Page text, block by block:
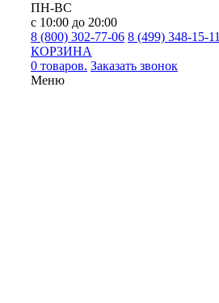
ПН-ВС
с 10:00 до 20:00
8 (800) 302-77-06 8 (499) 348-15-11
КОРЗИНА
0 товаров. Заказать звонок
Меню